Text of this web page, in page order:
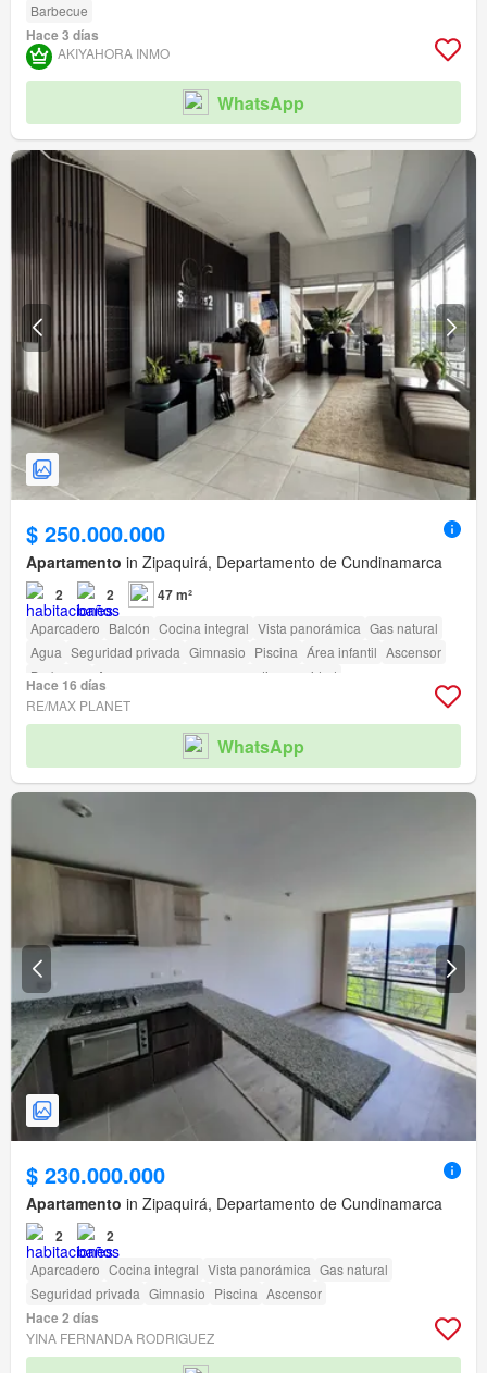
Barbecue
Hace 3 días
AKIYAHORA INMO
WhatsApp
$ 250.000.000
Apartamento in Zipaquirá, Departamento de Cundinamarca
2 2 47 m²
Aparcadero Balcón Cocina integral Vista panorámica Gas natural
Agua Seguridad privada Gimnasio Piscina Área infantil Ascensor
Barbecue
Acceso para personas con discapacidad
Hace 16 días
RE/MAX PLANET
WhatsApp
$ 230.000.000
Apartamento in Zipaquirá, Departamento de Cundinamarca
2 2
Aparcadero Cocina integral Vista panorámica Gas natural
Seguridad privada Gimnasio Piscina Ascensor
Hace 2 días
YINA FERNANDA RODRIGUEZ